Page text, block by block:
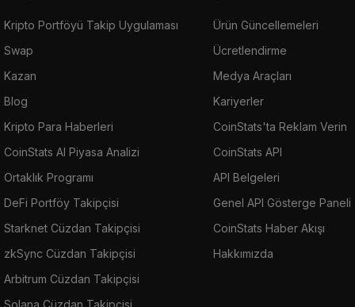
Kripto Portföyü Takip Uygulaması
Swap
Kazan
Blog
Kripto Para Haberleri
CoinStats AI Piyasa Analizi
Ortaklık Programı
DeFi Portföy Takipçisi
Starknet Cüzdan Takipçisi
zkSync Cüzdan Takipçisi
Arbitrum Cüzdan Takipçisi
Solana Cüzdan Takipçisi
Ürün Güncellemeleri
Ücretlendirme
Medya Araçları
Kariyerler
CoinStats'ta Reklam Verin
CoinStats API
API Belgeleri
Genel API Gösterge Paneli
CoinStats Haber Akışı
Hakkımızda